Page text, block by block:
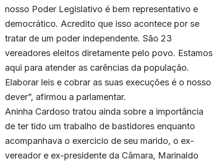
nosso Poder Legislativo é bem representativo e
democrático. Acredito que isso acontece por se
tratar de um poder independente. São 23
vereadores eleitos diretamente pelo povo. Estamos
aqui para atender as carências da população.
Elaborar leis e cobrar as suas execuções é o nosso
dever”, afirmou a parlamentar.
Aninha Cardoso tratou ainda sobre a importância
de ter tido um trabalho de bastidores enquanto
acompanhava o exercicio de seu marido, o ex-
vereador e ex-presidente da Câmara, Marinaldo